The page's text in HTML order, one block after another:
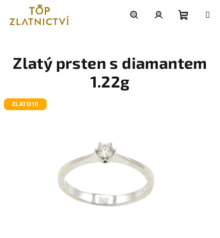
obsah
košík
Zlatý prsten s diamantem
1.22g
ZLATO10